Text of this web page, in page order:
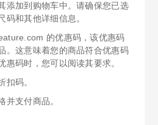
添加到购物车中。请确保您已选
码和其他详细信息。
的优惠码，该优惠码
。这意味着您的商品符合优惠码
惠码时，您可以阅读其要求。
扣码。
并支付商品。